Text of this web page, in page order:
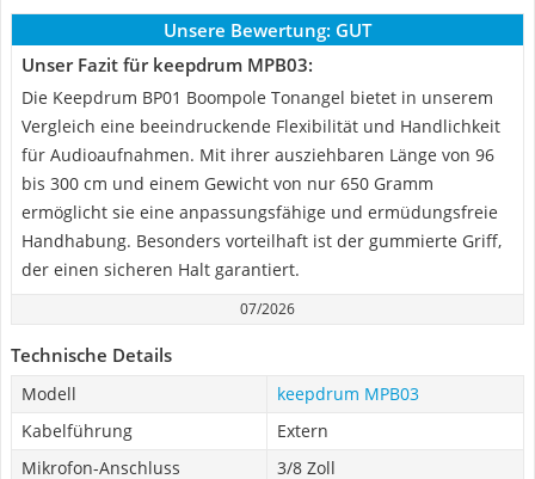
Unsere Bewertung: GUT
Unser Fazit für keepdrum MPB03:
Die Keepdrum BP01 Boompole Tonangel bietet in unserem
Vergleich eine beeindruckende Flexibilität und Handlichkeit
für Audioaufnahmen. Mit ihrer ausziehbaren Länge von 96
bis 300 cm und einem Gewicht von nur 650 Gramm
ermöglicht sie eine anpassungsfähige und ermüdungsfreie
Handhabung. Besonders vorteilhaft ist der gummierte Griff,
der einen sicheren Halt garantiert.
07/2026
Technische Details
Modell
keepdrum MPB03
Kabelführung
Extern
Mikrofon-Anschluss
3/8 Zoll